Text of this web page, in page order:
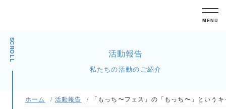
MENU
SCROLL 活動報告
私たちの活動のご紹介
ホーム 活動報告 「もっち〜フェス」の「もっち〜」という